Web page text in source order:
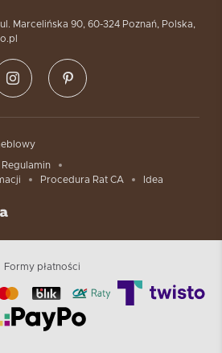
Marcelińska 90, 60-324 Poznań, Polska,
Regulamin
Procedura Rat CA Idea
Formy płatności